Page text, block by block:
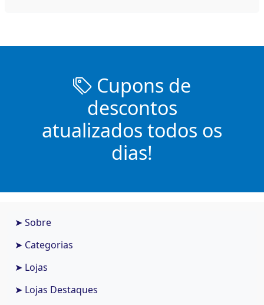
Cupons de
descontos
atualizados todos os
dias!
➤ Sobre
➤ Categorias
➤ Lojas
➤ Lojas Destaques